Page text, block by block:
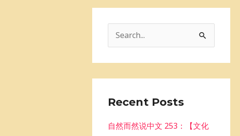
c
f
Recent Posts
自然而然说中文 253：【文化